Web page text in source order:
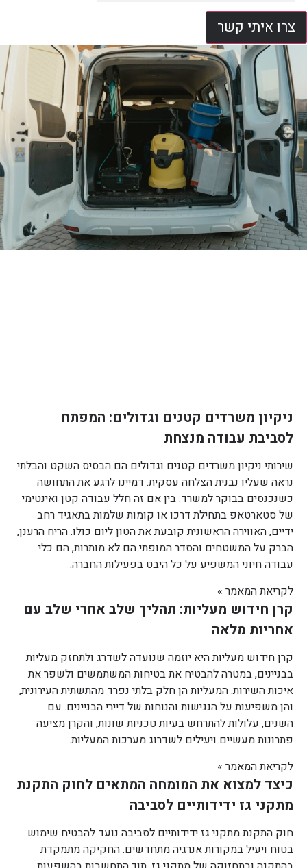
צרו איתי קשר
ניקיון משרדים קטנים וגדולים: המפתח
לסביבת עבודה מנצחת
שירותי ניקיון משרדים קטנים וגדולים הם הבסיס השקט והבלתי
נראה שעליו נבנית הצלחה עסקית. דמיינו לרגע את התחושה
כשנכנסים בבוקר למשרד. בין אם זה חלל עבודה קטן ואינטימי
של סטארטאפ בתחילת דרכו או קומות שלמות בתאגיד רחב
ידיים, האווירה הראשונית קובעת את הטון ליום כולו. הריח הרענן,
הברק על המשטחים והסדר המופתי הם לא מותרות, הם כלי
עבודה חיוני המשפיע על כל היבט בפעילות החברה.
לקריאת המאמר »
קרן חידוש מעליות: תהליך שלב אחרי שלב עם
אחריות מלאה
קרן חידוש מעליות היא יוזמה שנועדה לשדרג ולתחזק מעליות
בבניינים, במטרה להבטיח את בטיחות המשתמשים ולשפר את
איכות השירות. המעליות הן חלק בלתי נפרד מהתשתית העירונית,
והן משפיעות על הנגישות והנוחות של דיירי הבניינים. עם
השנים, עלולות להתרחש בעיות טכניות שונות, והקרן מציעה
פתרונות מעשיים ויעילים לשדרוג מערכות המעליות.
לקריאת המאמר »
כיצד למצוא את המומחה המתאים לחוק התקנת
מתקני גז ידידותיים לסביבה
חוק התקנת מתקני גז ידידותיים לסביבה נועד להבטיח שימוש
בטוח ויעיל במקורות אנרגיה מתחדשים. החקיקה מתמקדת